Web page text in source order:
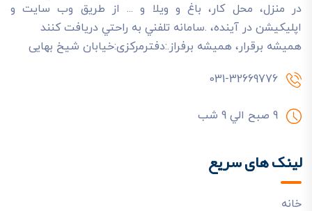
در منزل، محل کار، باغ و ويلا و ... از طريق وب سايت و
اپليکيشن در آينده، .سامانه تلفني به راحتي دريافت کنند
هميشه برقرار، هميشه برفراز.:دفترمرکزی:خیابان شیخ بهایی
031-32669776
9 صبح الي 9 شب
لینک های سریع
خانه